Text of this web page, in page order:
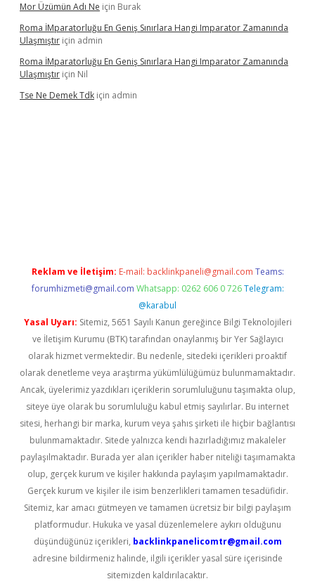
Mor Üzümün Adı Ne için Burak
Roma İMparatorluğu En Geniş Sınırlara Hangi Imparator Zamanında
Ulaşmıştır için admin
Roma İMparatorluğu En Geniş Sınırlara Hangi Imparator Zamanında
Ulaşmıştır için Nil
Tse Ne Demek Tdk için admin
Reklam ve İletişim: E-mail: backlinkpaneli@gmail.com Teams:
forumhizmeti@gmail.com Whatsapp: 0262 606 0 726 Telegram:
@karabul
Yasal Uyarı: Sitemiz, 5651 Sayılı Kanun gereğince Bilgi Teknolojileri
ve İletişim Kurumu (BTK) tarafından onaylanmış bir Yer Sağlayıcı
olarak hizmet vermektedir. Bu nedenle, sitedeki içerikleri proaktif
olarak denetleme veya araştırma yükümlülüğümüz bulunmamaktadır.
Ancak, üyelerimiz yazdıkları içeriklerin sorumluluğunu taşımakta olup,
siteye üye olarak bu sorumluluğu kabul etmiş sayılırlar. Bu internet
sitesi, herhangi bir marka, kurum veya şahıs şirketi ile hiçbir bağlantısı
bulunmamaktadır. Sitede yalnızca kendi hazırladığımız makaleler
paylaşılmaktadır. Burada yer alan içerikler haber niteliği taşımamakta
olup, gerçek kurum ve kişiler hakkında paylaşım yapılmamaktadır.
Gerçek kurum ve kişiler ile isim benzerlikleri tamamen tesadüfidir.
Sitemiz, kar amacı gütmeyen ve tamamen ücretsiz bir bilgi paylaşım
platformudur. Hukuka ve yasal düzenlemelere aykırı olduğunu
düşündüğünüz içerikleri, backlinkpanelicomtr@gmail.com
adresine bildirmeniz halinde, ilgili içerikler yasal süre içerisinde
sitemizden kaldırılacaktır.